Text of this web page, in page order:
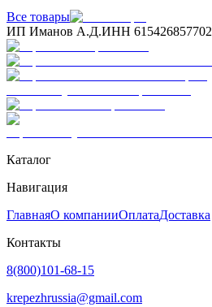
Все товары
ИП Иманов А.Д.ИНН 615426857702
Каталог
Навигация
ГлавнаяО компанииОплатаДоставка
Контакты
8(800)101-68-15
krepezhrussia@gmail.com